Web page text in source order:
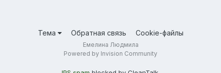
Тема Обратная связь Cookie-файлы
Емелина Людмила
Powered by Invision Community